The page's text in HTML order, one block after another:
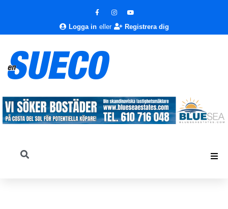
Logga in eller Registrera dig